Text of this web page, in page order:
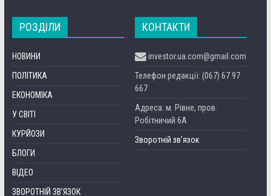
РОЗДІЛИ
НОВИНИ
ПОЛІТИКА
ЕКОНОМІКА
У СВІТІ
КУРЙОЗИ
БЛОГИ
ВІДЕО
ЗВОРОТНІЙ ЗВ’ЯЗОК
КОНТАКТИ
investor.ua.com@gmail.com
Телефон редакції: (067) 67 97
667
Адреса: м. Рівне, пров.
Робітничий 6А
Зворотній зв’язок